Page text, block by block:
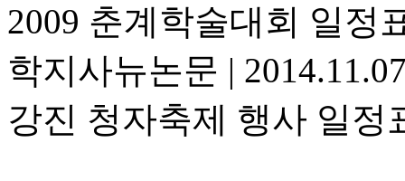
2009 춘계학술대회 일정
학지사뉴논문 |
강진 청자축제 행사 일정